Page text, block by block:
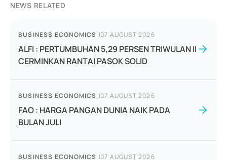
NEWS RELATED
BUSINESS ECONOMICS |07 AUGUST 2026
ALFI : PERTUMBUHAN 5,29 PERSEN TRIWULAN II
CERMINKAN RANTAI PASOK SOLID
BUSINESS ECONOMICS |07 AUGUST 2026
FAO : HARGA PANGAN DUNIA NAIK PADA
BULAN JULI
BUSINESS ECONOMICS |07 AUGUST 2026